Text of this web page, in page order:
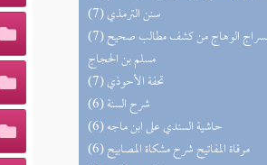
(7) سنن الترمذي
(7) السراج الوهاج من كشف مطالب صحيح
مسلم بن الحجاج
(7) تحفة الأحوذي
(6) شرح السنة
(6) حاشية السندي على ابن ماجه
(6) مرقاة المفاتيح شرح مشكاة المصابيح